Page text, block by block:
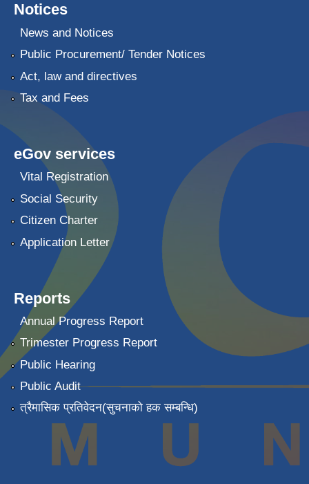
Notices
News and Notices
Public Procurement/ Tender Notices
Act, law and directives
Tax and Fees
eGov services
Vital Registration
Social Security
Citizen Charter
Application Letter
Reports
Annual Progress Report
Trimester Progress Report
Public Hearing
Public Audit
त्रैमासिक प्रतिवेदन(सुचनाको हक सम्बन्धि)